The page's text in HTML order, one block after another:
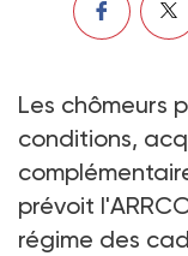
Les chômeurs
conditions,
prévoit
régime des